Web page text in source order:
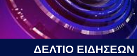
ΔΕΛΤΙΟ ΕΙΔΗΣΕΩΝ